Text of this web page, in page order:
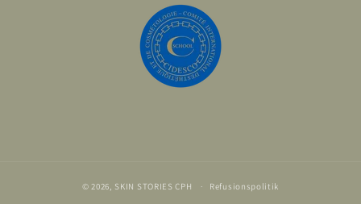
© 2026, SKIN STORIES CPH Refusionspolitik